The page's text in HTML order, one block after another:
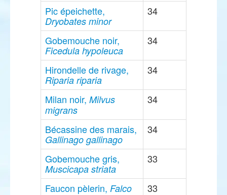
Pic épeichette,
Dryobates minor
34
Gobemouche noir,
Ficedula hypoleuca
34
Hirondelle de rivage,
Riparia riparia
34
Milan noir, Milvus
migrans
34
Bécassine des marais,
Gallinago gallinago
34
Gobemouche gris,
Muscicapa striata
33
Faucon pèlerin, Falco
33